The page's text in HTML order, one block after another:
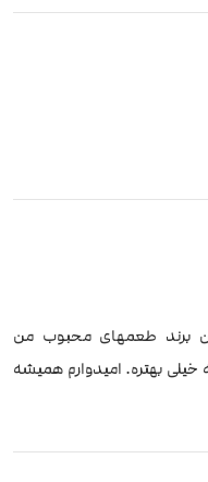
برند طعمهای محبوب من
بهتره. امیدوارم همیشه